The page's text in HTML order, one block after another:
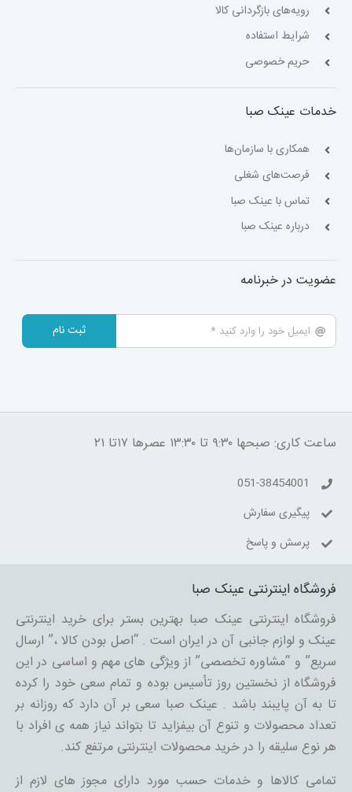
رویه‌های بازگردانی کالا
شرایط استفاده
حریم خصوصی
خدمات عینک صبا
همکاری با سازمان‌ها
فرصت‌های شغلی
تماس با عینک صبا
درباره عینک صبا
عضویت در خبرنامه
ثبت نام
ساعت کاری: صبحها ۹:۳۰ تا ۱۳:۳۰ عصرها ۱۷تا ۲۱
051-38454001
پیگیری سفارش
پرسش و پاسخ
فروشگاه اینترنتی عینک صبا
فروشگاه اینترنتی عینک صبا بهترین بستر برای خرید اینترنتی
عینک و لوازم جانبی آن در ایران است . “اصل بودن کالا ،” ارسال
سریع” و “مشاوره تخصصی” از ویژگی های مهم و اساسی در این
فروشگاه از نخستین روز تأسیس بوده و تمام سعی خود را کرده
تا به آن پایبند باشد . عینک صبا سعی بر آن دارد که روزانه بر
تعداد محصولات و تنوع آن بیفزاید تا بتواند نیاز همه ی افراد با
هر نوع سلیقه را در خرید محصولات اینترنتی مرتفع کند.
تمامی کالاها و خدمات حسب مورد دارای مجوز های لازم از